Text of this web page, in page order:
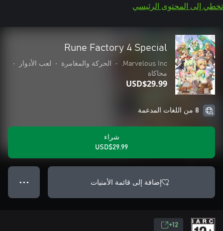
تخطي إلى المحتوى الرئيسي
Rune Factory 4 Special
Marvelous Inc.
• الحركة والمغامرة • لعب الأدوار
•
محاكاة
USD$29.99
8 من اللغات المدعمة
شراء
USD$29.99
إضافة إلى قائمة الأمنيات ● ● ●
12+